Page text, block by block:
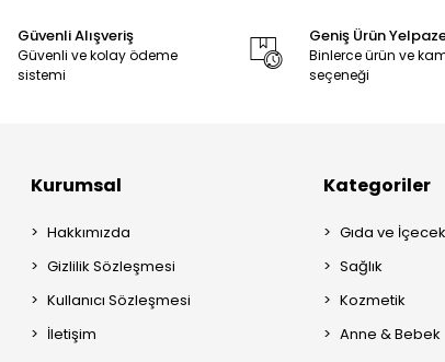
Güvenli Alışveriş
Güvenli ve kolay ödeme
sistemi
Geniş Ürün
Binlerce ürün ve
seçeneği
Kurumsal
Hakkımızda
Gizlilik Sözleşmesi
Kullanıcı Sözleşmesi
İletişim
Kategoriler
Gıda ve İçecek
Sağlık
Kozmetik
Anne & Bebek